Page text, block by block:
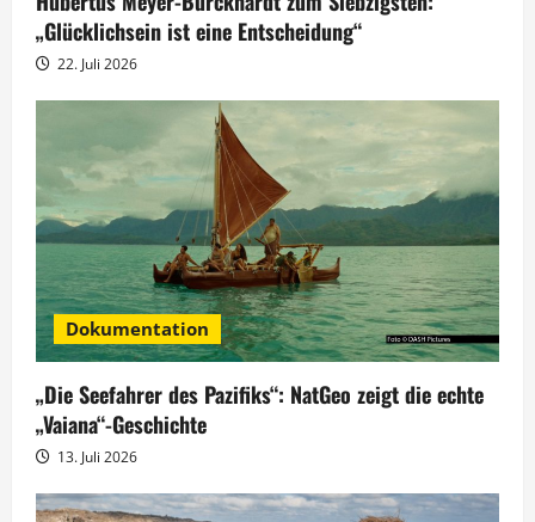
a
t
o
n
„Glücklichsein ist eine Entscheidung“
22. Juli 2026
Dokumentation
„Die Seefahrer des Pazifiks“: NatGeo zeigt die echte
„Vaiana“-Geschichte
13. Juli 2026